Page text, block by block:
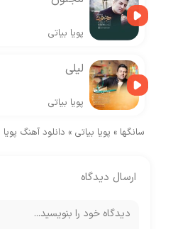
پویا بیاتی
لیلی
پویا بیاتی
سانگها » پویا بیاتی » دانلود آهنگ
ارسال دیدگاه